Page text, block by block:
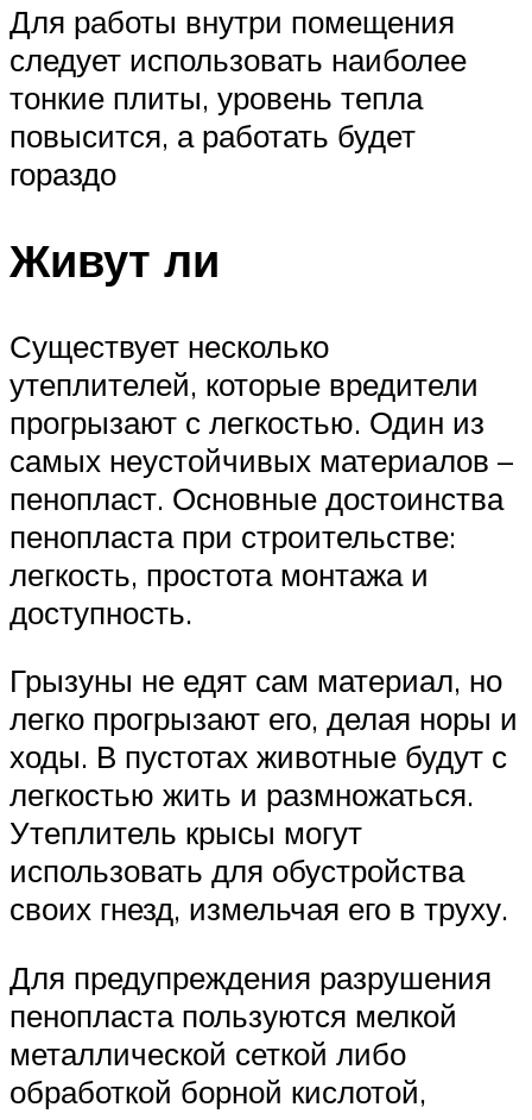
Для работы внутри помещения
следует использовать наиболее
тонкие плиты, уровень тепла
повысится, а работать будет
гораздо
Живут ли
Существует несколько
утеплителей, которые вредители
прогрызают с легкостью. Один из
самых неустойчивых материалов –
пенопласт. Основные достоинства
пенопласта при строительстве:
легкость, простота монтажа и
доступность.
Грызуны не едят сам материал, но
легко прогрызают его, делая норы и
ходы. В пустотах животные будут с
легкостью жить и размножаться.
Утеплитель крысы могут
использовать для обустройства
своих гнезд, измельчая его в труху.
Для предупреждения разрушения
пенопласта пользуются мелкой
металлической сеткой либо
обработкой борной кислотой,